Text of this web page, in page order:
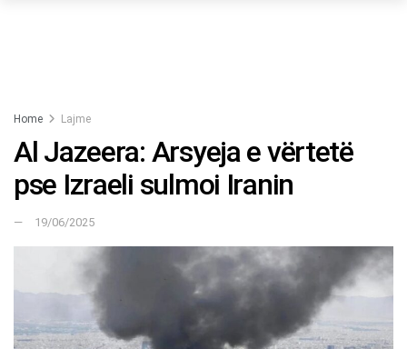
Home Lajme
Al Jazeera: Arsyeja e vërtetë
pse Izraeli sulmoi Iranin
19/06/2025